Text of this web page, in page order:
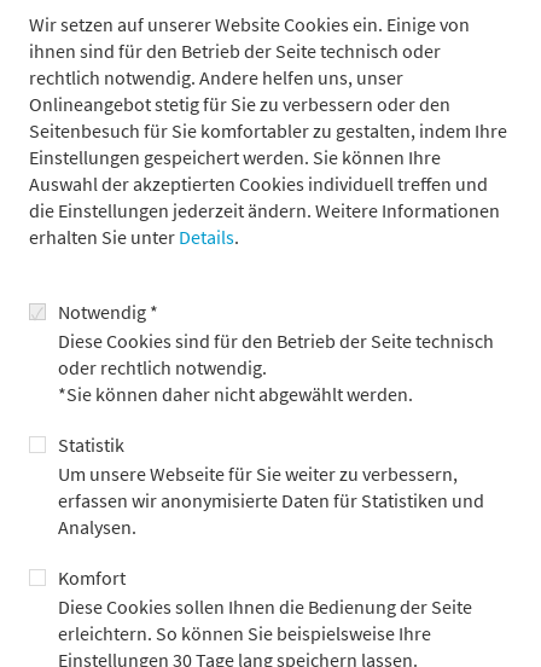
Wir setzen auf unserer Website Cookies ein. Einige von
ihnen sind für den Betrieb der Seite technisch oder
rechtlich notwendig. Andere helfen uns, unser
Onlineangebot stetig für Sie zu verbessern oder den
Seitenbesuch für Sie komfortabler zu gestalten, indem Ihre
Einstellungen gespeichert werden. Sie können Ihre
Auswahl der akzeptierten Cookies individuell treffen und
die Einstellungen jederzeit ändern. Weitere Informationen
erhalten Sie unter Details.
Notwendig *
Diese Cookies sind für den Betrieb der Seite technisch
oder rechtlich notwendig.
*Sie können daher nicht abgewählt werden.
Statistik
Um unsere Webseite für Sie weiter zu verbessern,
erfassen wir anonymisierte Daten für Statistiken und
Analysen.
Komfort
Diese Cookies sollen Ihnen die Bedienung der Seite
erleichtern. So können Sie beispielsweise Ihre
Einstellungen 30 Tage lang speichern lassen.
nachhaltig Werte zu schaffen.
Ansprechpartner für Presseanfragen
Cathrin Brass
Pressereferentin